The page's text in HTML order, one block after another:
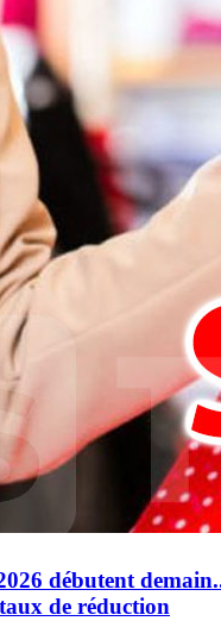
débutent
de réduction